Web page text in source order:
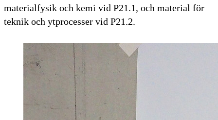
materialfysik och kemi vid P21.1, och material för
teknik och ytprocesser vid P21.2.